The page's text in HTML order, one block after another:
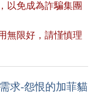
以免成為詐騙集團
無限好，請慬慎理
求-怨恨的加菲貓